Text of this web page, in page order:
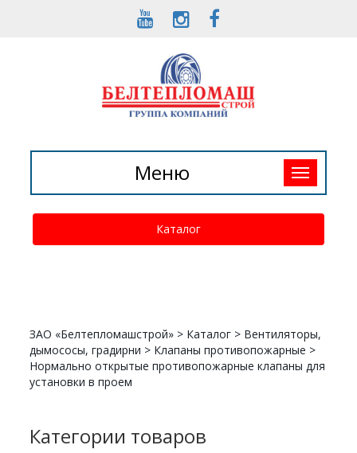
Toggle
navigation
Меню
Каталог
ЗАО «Белтепломашстрой» > Каталог > Вентиляторы,
дымососы, градирни > Клапаны противопожарные >
Нормально открытые противопожарные клапаны для
установки в проем
Категории товаров